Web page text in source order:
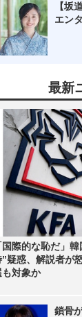
【坂
エン
最新
国際的な恥だ」
”疑惑、解説者が
も対象か
鎖骨